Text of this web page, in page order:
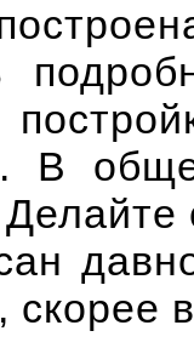
В
скорее